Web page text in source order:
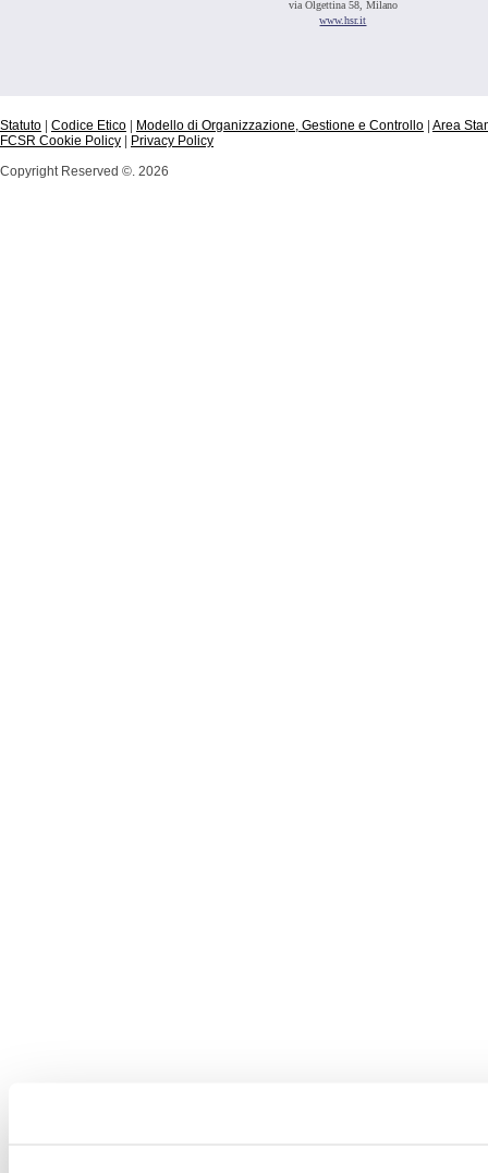
via Olgettina 58, Milano
www.hsr.it
Statuto Codice Etico Modello di Organizzazione, Gestione e Controllo Area
FCSR Cookie Policy
Privacy Policy
Copyright Reserved ©. 2026